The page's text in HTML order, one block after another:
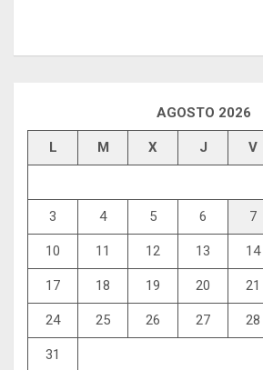
AGOSTO 2026
L M X J V
3 4 5 6 7
10 11 12 13 14
17 18 19 20 21
24 25 26 27 28
31